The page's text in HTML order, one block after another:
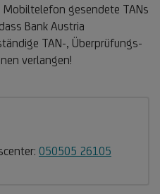
Mobiltelefon gesendete TANs
Bank Austria
TAN-, Überprüfungs-
verlangen!
050505 26105